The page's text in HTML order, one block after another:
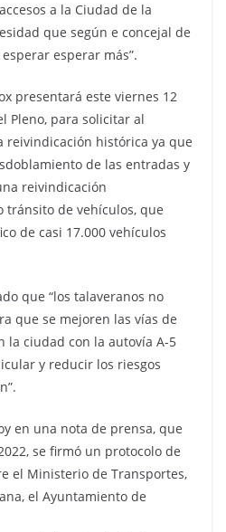
a la Ciudad de la
que según e concejal de
esperar más”.
presentará este viernes 12
Pleno, para solicitar al
reivindicación histórica ya que
de las entradas y
reivindicación
de vehículos, que
de casi 17.000 vehículos
que “los talaveranos no
que se mejoren las vías de
la ciudad con la autovía A-5
y reducir los riesgos
en una nota de prensa, que
se firmó un protocolo de
el Ministerio de Transportes,
el Ayuntamiento de